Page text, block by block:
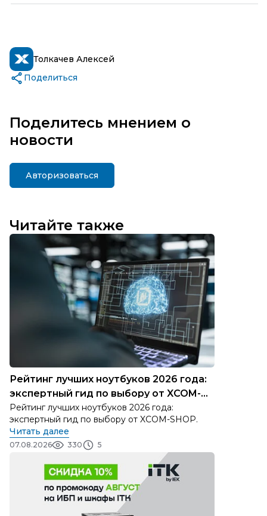
Толкачев Алексей
Поделиться
Поделитесь мнением о
новости
Авторизоваться
Читайте также
Рейтинг лучших ноутбуков 2026 года:
экспертный гид по выбору от XCOM-
SHOP
Рейтинг лучших ноутбуков 2026 года:
экспертный гид по выбору от XCOM-SHOP.
Читать далее
07.08.2026 330 5